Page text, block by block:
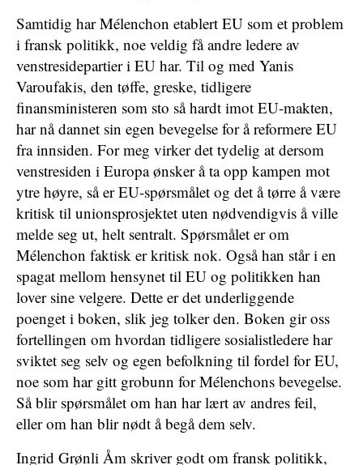
Samtidig har Mélenchon etablert EU som et problem
i fransk politikk, noe veldig få andre ledere av
venstresidepartier i EU har. Til og med Yanis
Varoufakis, den tøffe, greske, tidligere
finansministeren som sto så hardt imot EU-makten,
har nå dannet sin egen bevegelse for å reformere EU
fra innsiden. For meg ­virker det tydelig at dersom
venstresiden i Europa ønsker å ta opp kampen mot
ytre høyre, så er EU-spørsmålet og det å tørre å være
kritisk til unionsprosjektet uten nødvendigvis å ville
melde seg ut, helt sentralt. Spørsmålet er om
Mélenchon faktisk er kritisk nok. Også han står i en
spagat mellom hensynet til EU og politikken han
lover sine velgere. Dette er det underliggende
poenget i boken, slik jeg tolker den. Boken gir oss
fortellingen om hvordan tidligere sosialistledere har
sviktet seg selv og egen befolkning til fordel for EU,
noe som har gitt grobunn for Mélenchons bevegelse.
Så blir spørsmålet om han har lært av andres feil,
eller om han blir nødt å begå dem selv.
Ingrid Grønli Åm skriver godt om fransk politikk,